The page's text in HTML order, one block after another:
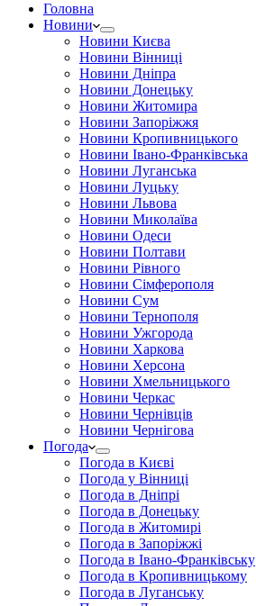
Головна
Новини
Новини Києва
Новини Вінниці
Новини Дніпра
Новини Донецьку
Новини Житомира
Новини Запоріжжя
Новини Кропивницького
Новини Івано-Франківська
Новини Луганська
Новини Луцьку
Новини Львова
Новини Миколаїва
Новини Одеси
Новини Полтави
Новини Рівного
Новини Сімферополя
Новини Сум
Новини Тернополя
Новини Ужгорода
Новини Харкова
Новини Херсона
Новини Хмельницького
Новини Черкас
Новини Чернівців
Новини Чернігова
Погода
Погода в Києві
Погода у Вінниці
Погода в Дніпрі
Погода в Донецьку
Погода в Житомирі
Погода в Запоріжжі
Погода в Івано-Франківську
Погода в Кропивницькому
Погода в Луганську